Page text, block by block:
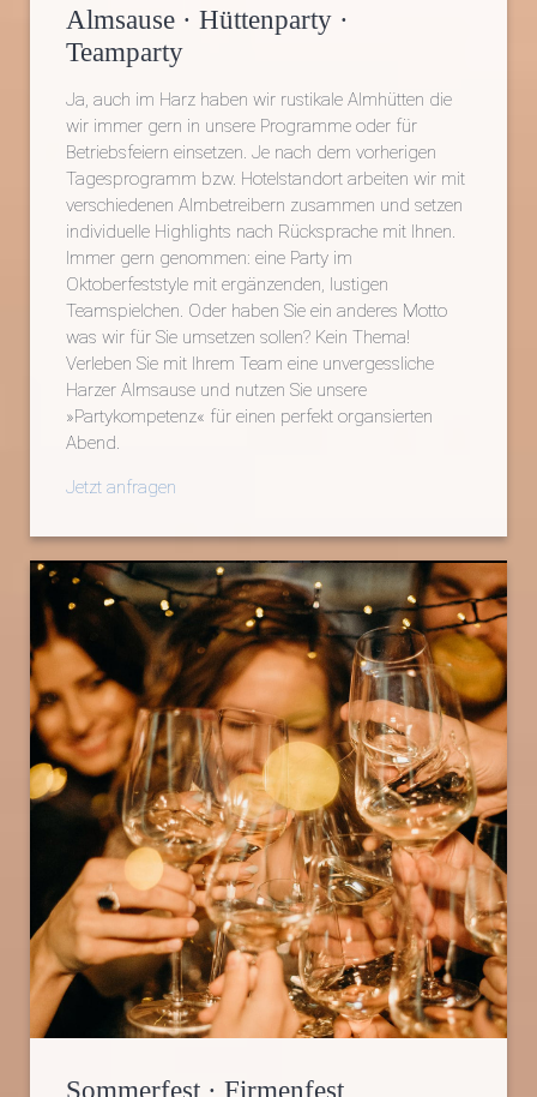
Almsause · Hüttenparty ·
Teamparty
Ja, auch im Harz haben wir rustikale Almhütten die
wir immer gern in unsere Programme oder für
Betriebsfeiern einsetzen. Je nach dem vorherigen
Tagesprogramm bzw. Hotelstandort arbeiten wir mit
verschiedenen Almbetreibern zusammen und setzen
individuelle Highlights nach Rücksprache mit Ihnen.
Immer gern genommen: eine Party im
Oktoberfeststyle mit ergänzenden, lustigen
Teamspielchen. Oder haben Sie ein anderes Motto
was wir für Sie umsetzen sollen? Kein Thema!
Verleben Sie mit Ihrem Team eine unvergessliche
Harzer Almsause und nutzen Sie unsere
»Partykompetenz« für einen perfekt organsierten
Abend.
Jetzt anfragen
Sommerfest · Firmenfest